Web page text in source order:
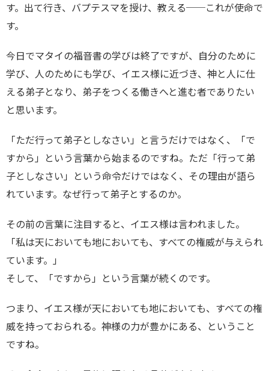
す。出て行き、バプテスマを授け、教える──これが使命で
す。
今日でマタイの福音書の学びは終了ですが、自分のために
学び、人のためにも学び、イエス様に近づき、神と人に仕
える弟子となり、弟子をつくる働きへと進む者でありたい
と思います。
「ただ行って弟子としなさい」と言うだけではなく、「で
すから」という言葉から始まるのですね。ただ「行って弟
子としなさい」という命令だけではなく、その理由が語ら
れています。なぜ行って弟子とするのか。
その前の言葉に注目すると、イエス様は言われました。
「私は天においても地においても、すべての権威が与えられ
ています。」
そして、「ですから」という言葉が続くのです。
つまり、イエス様が天においても地においても、すべての権
威を持っておられる。神様の力が豊かにある、ということ
ですね。